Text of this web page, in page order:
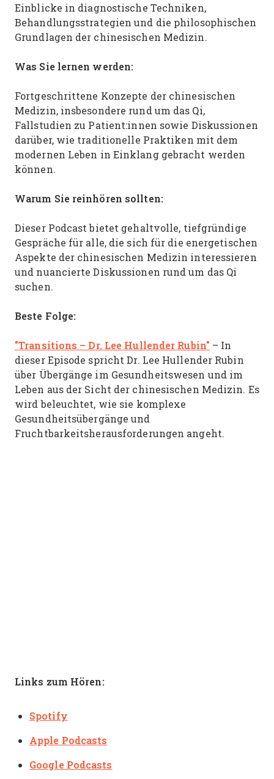
Einblicke in diagnostische Techniken,
Behandlungsstrategien und die philosophischen
Grundlagen der chinesischen Medizin.
Was Sie lernen werden:
Fortgeschrittene Konzepte der chinesischen
Medizin, insbesondere rund um das Qi,
Fallstudien zu Patient:innen sowie Diskussionen
darüber, wie traditionelle Praktiken mit dem
modernen Leben in Einklang gebracht werden
können.
Warum Sie reinhören sollten:
Dieser Podcast bietet gehaltvolle, tiefgründige
Gespräche für alle, die sich für die energetischen
Aspekte der chinesischen Medizin interessieren
und nuancierte Diskussionen rund um das Qi
suchen.
Beste Folge:
"Transitions – Dr. Lee Hullender Rubin" – In
dieser Episode spricht Dr. Lee Hullender Rubin
über Übergänge im Gesundheitswesen und im
Leben aus der Sicht der chinesischen Medizin. Es
wird beleuchtet, wie sie komplexe
Gesundheitsübergänge und
Fruchtbarkeitsherausforderungen angeht.
Links zum Hören:
Spotify
Apple Podcasts
Google Podcasts